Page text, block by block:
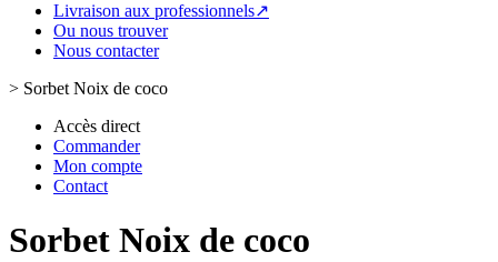
Livraison aux professionnels↗
Ou nous trouver
Nous contacter
> Sorbet Noix de coco
Accès direct
Commander
Mon compte
Contact
Sorbet Noix de coco